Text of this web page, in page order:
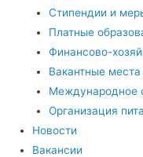
Стипендии и
Платные
Финансово-
Вакантные
Международное
Организация
Новости
Вакансии